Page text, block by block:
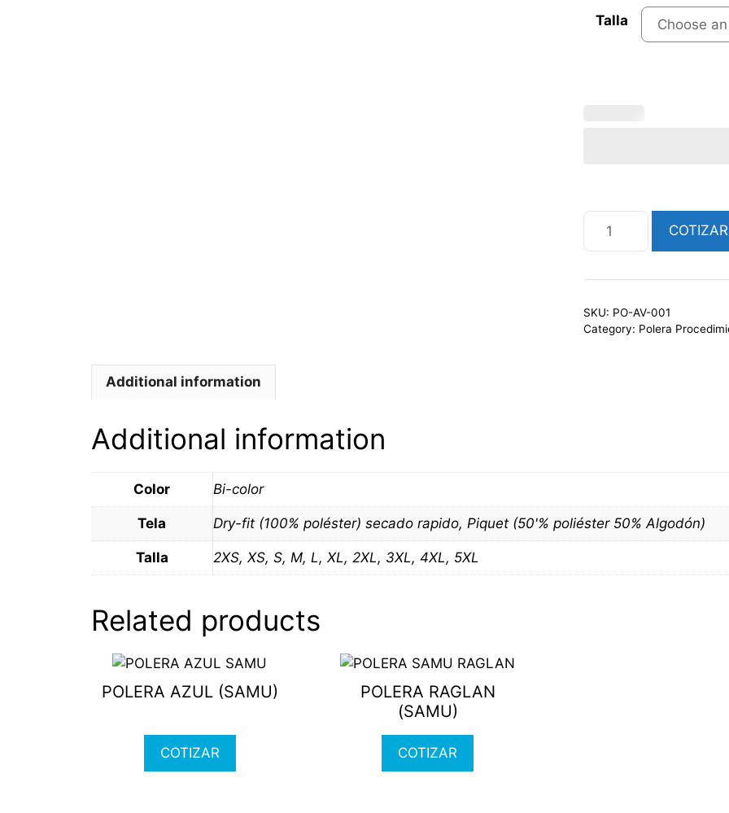
Talla
POLERA
(SAMU)
COTIZAR
SKU: PO-AV-001
Category: Polera
Additional information
Additional information
Color Bi-color
Tela Dry-fit (100% poléster) secado rapido, Piquet (50'% poliéster 50% Algodón)
Talla 2XS, XS, S, M, L, XL, 2XL, 3XL, 4XL, 5XL
Related products
POLERA AZUL (SAMU)
COTIZAR
This
product
POLERA RAGLAN
(SAMU)
COTIZAR
This
product